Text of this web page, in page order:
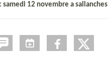
: samedi 12 novembre a sallanches